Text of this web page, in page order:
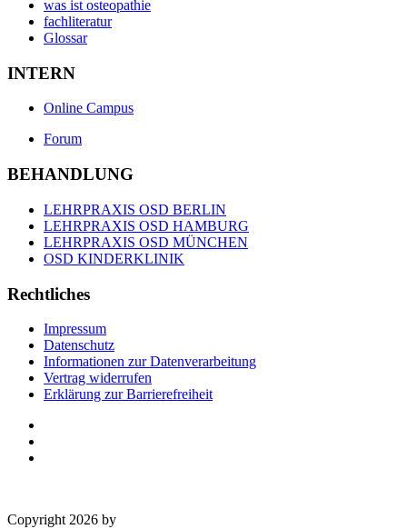
was ist osteopathie
fachliteratur
Glossar
INTERN
Online Campus
Forum
BEHANDLUNG
LEHRPRAXIS OSD BERLIN
LEHRPRAXIS OSD HAMBURG
LEHRPRAXIS OSD MÜNCHEN
OSD KINDERKLINIK
Rechtliches
Impressum
Datenschutz
Informationen zur Datenverarbeitung
Vertrag widerrufen
Erklärung zur Barrierefreiheit
Copyright 2026 by